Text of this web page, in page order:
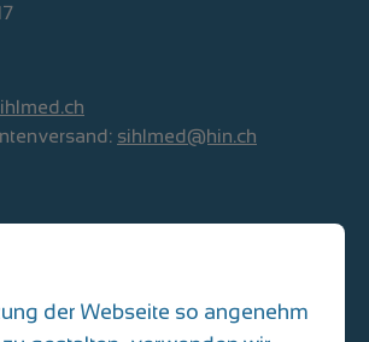
sihlmed@hin.ch
der Webseite so angenehm